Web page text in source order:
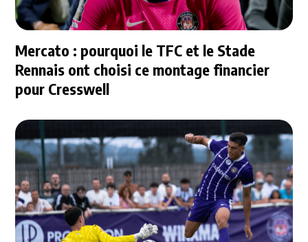
Mercato : pourquoi le TFC et le Stade
Rennais ont choisi ce montage financier
pour Cresswell